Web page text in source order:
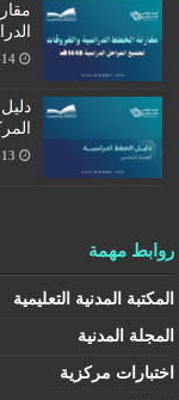
روابط مهمة
المكتبة المدنية التعليمية
المجلة المدنية
اختبارات مركزية